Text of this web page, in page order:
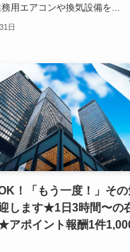
用エアコンや換気設備を...
日
！「もう一度！」その
します★1日3時間〜の
アポイント報酬1件